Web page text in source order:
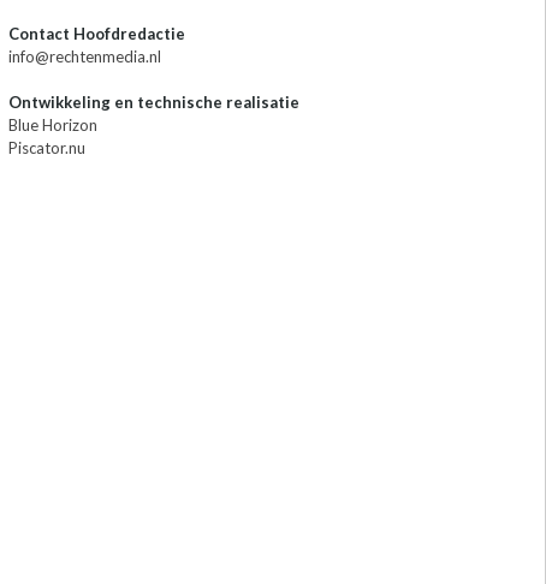
Contact Hoofdredactie
info@rechtenmedia.nl
Ontwikkeling en technische realisatie
Blue Horizon
Piscator.nu